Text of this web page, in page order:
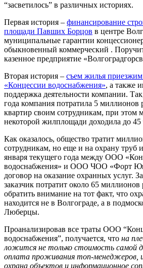
“засветилось” в различных историях.
Первая история – финансирование
площади Павших Борцов в центре
муниципальные гарантии
обыкновенный коммерческий .
казенное предприятие
Вторая история – съем жилья
«Концессии водоснабжения», а также
поддержка деятельности компании.
года компания потратила 5 миллионов
квартир своим сотрудникам, при этом
некоторой жилплощади доходила до 45
Как оказалось, общество тратит
сотрудникам, но еще и на охрану труб
января текущего года между ООО
водоснабжения» и ООО ЧОО «Форт
договор на оказание охранных услуг.
заказчик потратит около 65
обратить внимание на тот факт, что
находится не в Волгограде, а в
Люберцы.
Проанализировав все траты ООО
водоснабжения”, получается, что на
ложится не только стоимость самой
оплата проживания топ-менеджеров,
охрана объектов и информационное